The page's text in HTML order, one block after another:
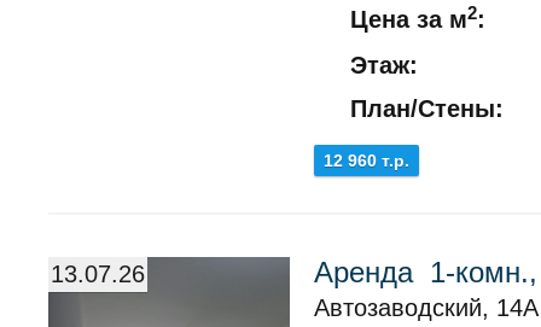
Цена за м2:
Этаж:
План/Стены:
12 960 т.р.
13.07.26 Аренда 1-комн.,
Автозаводский,